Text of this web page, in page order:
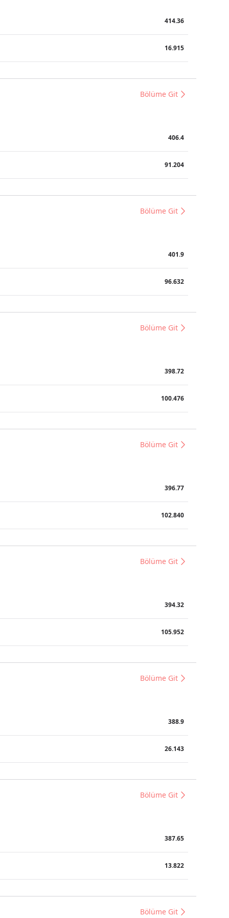
414.36
16.915
Bölüme Git
406.4
91.204
Bölüme Git
401.9
96.632
Bölüme Git
398.72
100.476
Bölüme Git
396.77
102.840
Bölüme Git
394.32
105.952
Bölüme Git
388.9
26.143
Bölüme Git
387.65
13.822
Bölüme Git